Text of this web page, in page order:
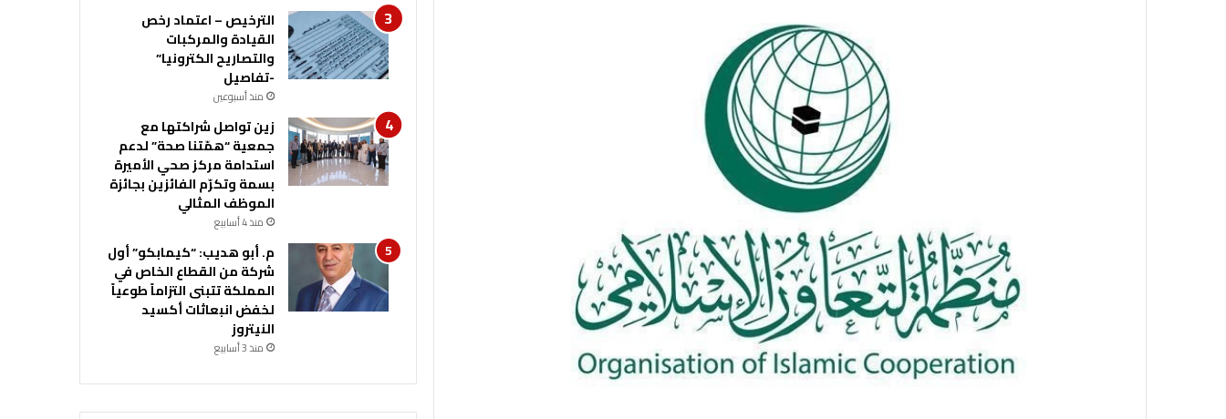
الترخيص – اعتماد رخص
القيادة والمركبات
والتصاريح الكترونيا”
-تفاصيل
منذ أسبوعين
زين تواصل شراكتها مع
جمعية “همّتنا صحة” لدعم
استدامة مركز صحي الأميرة
بسمة وتكرّم الفائزين بجائزة
الموظف المثالي
منذ 4 أسابيع
م. أبو هديب: “كيمابكو” أول
شركة من القطاع الخاص في
المملكة تتبنى التزاماً طوعياً
لخفض انبعاثات أكسيد
النيتروز
منذ 3 أسابيع